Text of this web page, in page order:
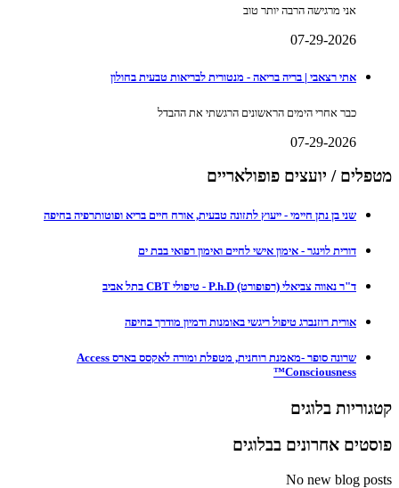
אני מרגישה הרבה יותר טוב
07-29-2026
אתי רצאבי | בריה בריאה - מנטורית לבריאות טבעית בחולון
כבר אחרי הימים הראשונים הרגשתי את ההבדל
07-29-2026
מטפלים / יועצים פופולאריים
שני בן נתן חיימי - ייעוץ לתזונה טבעית, אורח חיים בריא ופוטותרפיה בחיפה
דורית לוינגר - אימון אישי לחיים ואימון רפואי בבת ים
ד"ר נאווה צביאלי (רפופורט) P.h.D - טיפולי CBT בתל אביב
אורית רוזנברג טיפול ריגשי באומנות ודמיון מודרך בחיפה
שרונה סופר -מאמנת רוחנית, מטפלת ומורה לאקסס בארס Access
Consciousness™
קטגוריות בלוגים
פוסטים אחרונים בבלוגים
No new blog posts